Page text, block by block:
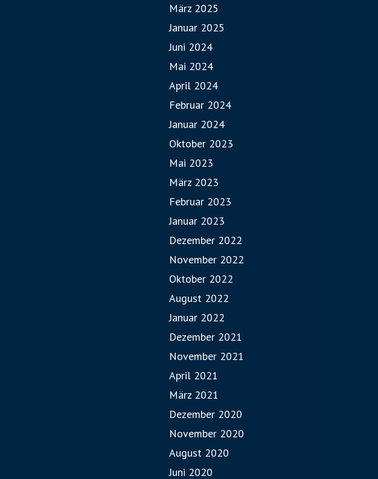
März 2025
Januar 2025
Juni 2024
Mai 2024
April 2024
Februar 2024
Januar 2024
Oktober 2023
Mai 2023
März 2023
Februar 2023
Januar 2023
Dezember 2022
November 2022
Oktober 2022
August 2022
Januar 2022
Dezember 2021
November 2021
April 2021
März 2021
Dezember 2020
November 2020
August 2020
Juni 2020